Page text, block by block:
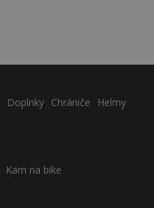
Doplnky Chrániče
Helmy
Kam na bike